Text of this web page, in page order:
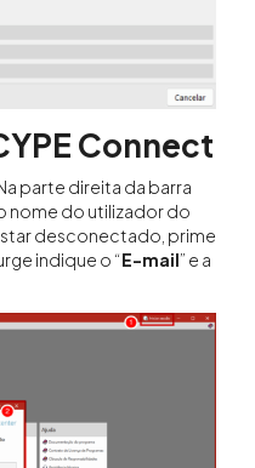
Connect
Na parte direita da barra
nome do utilizador do
desconectado, prime
indique o “E-mail” e a